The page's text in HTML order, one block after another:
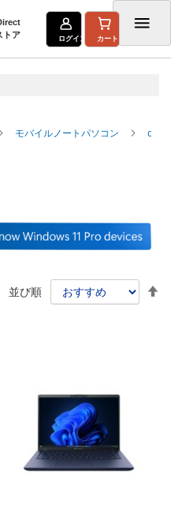
トア
ログイン カート
モバイルノートパソコン
並び順